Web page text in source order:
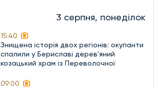
3 серпня, понеділок
15:40
Знищена історія двох регіонів: окупанти
спалили у Бериславі дерев'яний
козацький храм із Переволочної
09:00